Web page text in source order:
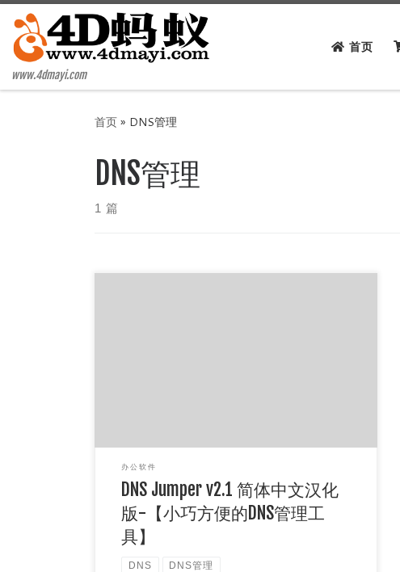
Skip to content
www.4dmayi.com
首页
首页» DNS管理
DNS管理
1 篇
办公软件
DNS Jumper v2.1 简体中文汉化
版-【小巧方便的DNS管理工
具】
DNS DNS管理